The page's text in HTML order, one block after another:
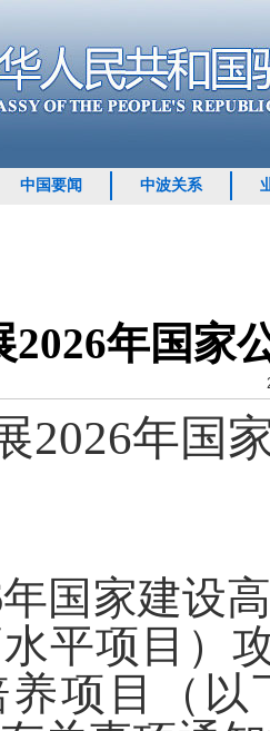
中国要闻 中波关系
2026年国家
2026年国
年国家建设
平项目）
项目（